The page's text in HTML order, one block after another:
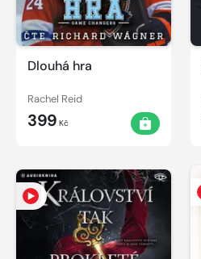
Dlouhá hra
Rachel Reid
399 Kč